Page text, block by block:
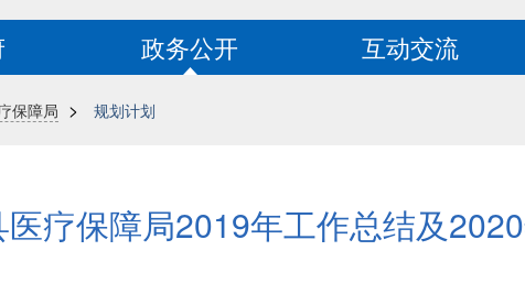
政务公开 互动交流
保障局 > 规划计划
疗保障局2019年工作总结及